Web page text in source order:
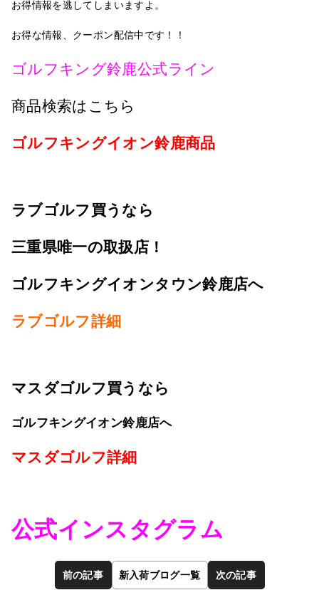
お得情報を逃してしまいますよ。
お得な情報、クーポン配信中です！！
ゴルフキング鈴鹿公式ライン
商品検索はこちら
ゴルフキングイオン鈴鹿商品
ラブゴルフ買うなら
三重県唯一の取扱店！
ゴルフキングイオンタウン鈴鹿店へ
ラブゴルフ詳細
マスダゴルフ買うなら
ゴルフキングイオン鈴鹿店へ
マスダゴルフ詳細
公式インスタグラム
前の記事 新入荷ブログ一覧 次の記事